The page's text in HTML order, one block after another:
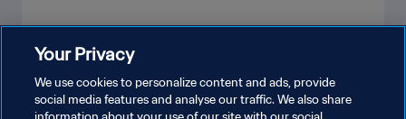
VER MÁS
Your Privacy
We use cookies to personalize content and ads, provide
social media features and analyse our traffic. We also share